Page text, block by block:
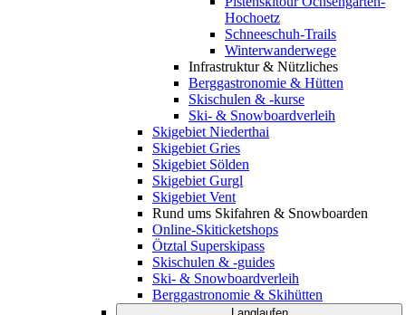
Hochoetz
Schneeschuh-Trails
Winterwanderwege
Infrastruktur & Nützliches
Berggastronomie & Hütten
Skischulen & -kurse
Ski- & Snowboardverleih
Skigebiet Niederthai
Skigebiet Gries
Skigebiet Sölden
Skigebiet Gurgl
Skigebiet Vent
Rund ums Skifahren & Snowboarden
Online-Skiticketshops
Ötztal Superskipass
Skischulen & -guides
Ski- & Snowboardverleih
Berggastronomie & Skihütten